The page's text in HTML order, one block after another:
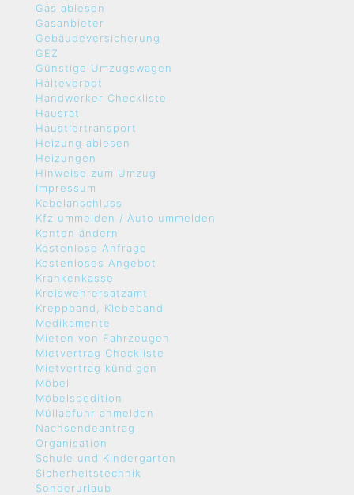
Gas ablesen
Gasanbieter
Gebäudeversicherung
GEZ
Günstige Umzugswagen
Halteverbot
Handwerker Checkliste
Hausrat
Haustiertransport
Heizung ablesen
Heizungen
Hinweise zum Umzug
Impressum
Kabelanschluss
Kfz ummelden / Auto ummelden
Konten ändern
Kostenlose Anfrage
Kostenloses Angebot
Krankenkasse
Kreiswehrersatzamt
Kreppband, Klebeband
Medikamente
Mieten von Fahrzeugen
Mietvertrag Checkliste
Mietvertrag kündigen
Möbel
Möbelspedition
Müllabfuhr anmelden
Nachsendeantrag
Organisation
Schule und Kindergarten
Sicherheitstechnik
Sonderurlaub